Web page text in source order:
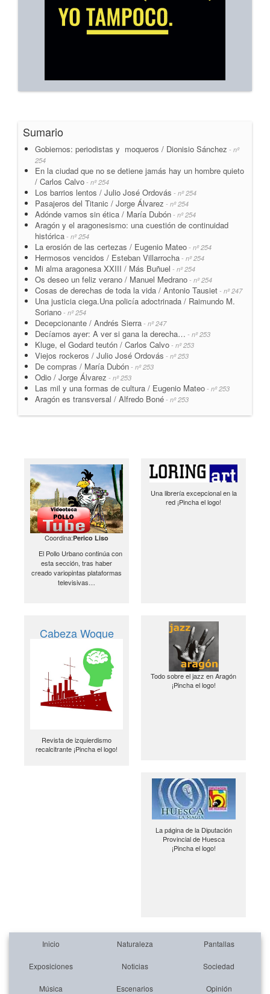
Sumario
Gobiernos: periodistas y moqueros / Dionisio Sánchez - nº
254
En la ciudad que no se detiene jamás hay un hombre quieto
/ Carlos Calvo - nº 254
Los barrios lentos / Julio José Ordovás - nº 254
Pasajeros del Titanic / Jorge Álvarez - nº 254
Adónde vamos sin ética / María Dubón - nº 254
Aragón y el aragonesismo: una cuestión de continuidad
histórica - nº 254
La erosión de las certezas / Eugenio Mateo - nº 254
Hermosos vencidos / Esteban Villarrocha - nº 254
Mi alma aragonesa XXIII / Más Buñuel - nº 254
Os deseo un feliz verano / Manuel Medrano - nº 254
Cosas de derechas de toda la vida / Antonio Tausiet - nº 247
Una justicia ciega.Una policía adoctrinada / Raimundo M.
Soriano - nº 254
Decepcionante / Andrés Sierra - nº 247
Decíamos ayer: A ver si gana la derecha… - nº 253
Kluge, el Godard teutón / Carlos Calvo - nº 253
Viejos rockeros / Julio José Ordovás - nº 253
De compras / María Dubón - nº 253
Odio / Jorge Álvarez - nº 253
Las mil y una formas de cultura / Eugenio Mateo - nº 253
Aragón es transversal / Alfredo Boné - nº 253
Coordina:Perico Liso
El Pollo Urbano continúa con
esta sección, tras haber
creado variopintas plataformas
televisivas…
Una librería excepcional en la
red ¡Pincha el logo!
Cabeza Woque
Revista de izquierdismo
recalcitrante ¡Pincha el logo!
Todo sobre el jazz en Aragón
¡Pincha el logo!
La página de la Diputación
Provincial de Huesca
¡Pincha el logo!
Inicio Naturaleza Pantallas
Exposiciones Noticias Sociedad
Música Escenarios Opinión